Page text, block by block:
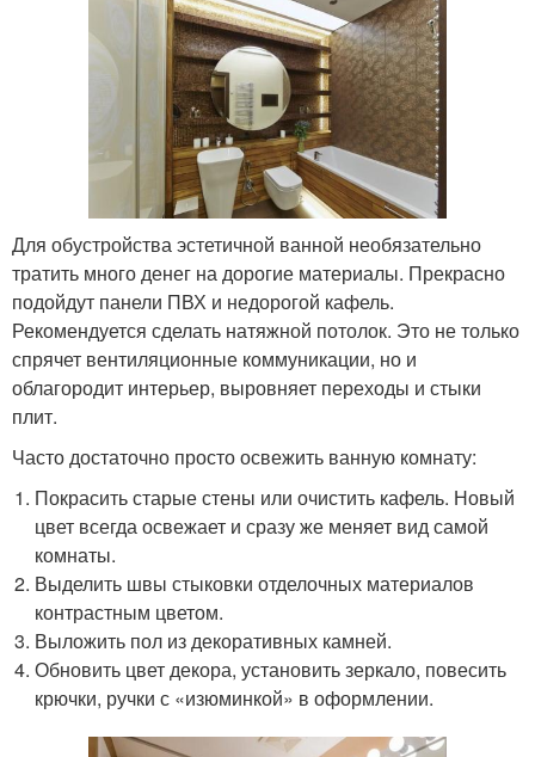
Для обустройства эстетичной ванной необязательно
тратить много денег на дорогие материалы. Прекрасно
подойдут панели ПВХ и недорогой кафель.
Рекомендуется сделать натяжной потолок. Это не только
спрячет вентиляционные коммуникации, но и
облагородит интерьер, выровняет переходы и стыки
плит.
Часто достаточно просто освежить ванную комнату:
Покрасить старые стены или очистить кафель. Новый
цвет всегда освежает и сразу же меняет вид самой
комнаты.
Выделить швы стыковки отделочных материалов
контрастным цветом.
Выложить пол из декоративных камней.
Обновить цвет декора, установить зеркало, повесить
крючки, ручки с «изюминкой» в оформлении.